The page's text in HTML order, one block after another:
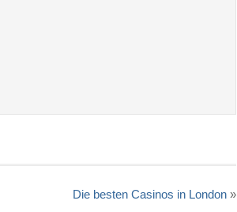
Die besten Casinos in London »